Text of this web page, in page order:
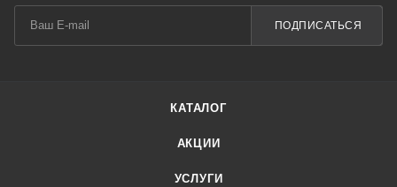
ПОДПИСАТЬСЯ
КАТАЛОГ
АКЦИИ
УСЛУГИ